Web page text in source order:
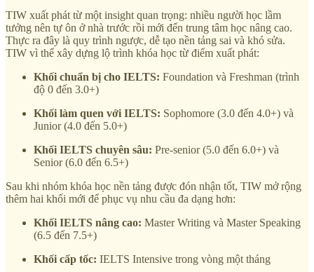
TIW xuất phát từ một insight quan trọng: nhiều người học lầm
tưởng nên tự ôn ở nhà trước rồi mới đến trung tâm học nâng cao.
Thực ra đây là quy trình ngược, dễ tạo nền tảng sai và khó sửa.
TIW vì thế xây dựng lộ trình khóa học từ điểm xuất phát:
Khối chuẩn bị cho IELTS: Foundation và Freshman (trình
độ 0 đến 3.0+)
Khối làm quen với IELTS: Sophomore (3.0 đến 4.0+) và
Junior (4.0 đến 5.0+)
Khối IELTS chuyên sâu: Pre-senior (5.0 đến 6.0+) và
Senior (6.0 đến 6.5+)
Sau khi nhóm khóa học nền tảng được đón nhận tốt, TIW mở rộng
thêm hai khối mới để phục vụ nhu cầu đa dạng hơn:
Khối IELTS nâng cao: Master Writing và Master Speaking
(6.5 đến 7.5+)
Khối cấp tốc: IELTS Intensive trong vòng một tháng